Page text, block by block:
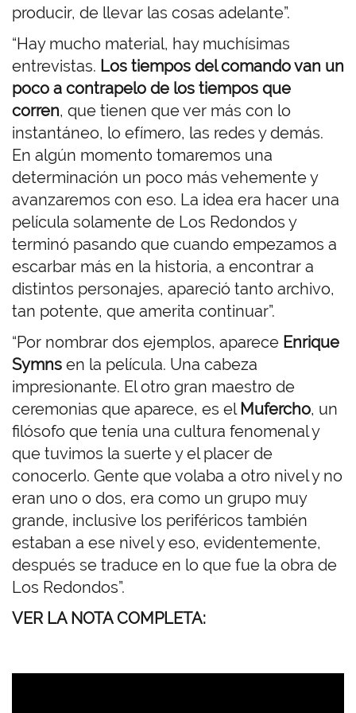
producir, de llevar las cosas adelante”.
“Hay mucho material, hay muchísimas
entrevistas. Los tiempos del comando van un
poco a contrapelo de los tiempos que
corren, que tienen que ver más con lo
instantáneo, lo efímero, las redes y demás.
En algún momento tomaremos una
determinación un poco más vehemente y
avanzaremos con eso. La idea era hacer una
película solamente de Los Redondos y
terminó pasando que cuando empezamos a
escarbar más en la historia, a encontrar a
distintos personajes, apareció tanto archivo,
tan potente, que amerita continuar”.
“Por nombrar dos ejemplos, aparece Enrique
Symns en la película. Una cabeza
impresionante. El otro gran maestro de
ceremonias que aparece, es el Mufercho, un
filósofo que tenía una cultura fenomenal y
que tuvimos la suerte y el placer de
conocerlo. Gente que volaba a otro nivel y no
eran uno o dos, era como un grupo muy
grande, inclusive los periféricos también
estaban a ese nivel y eso, evidentemente,
después se traduce en lo que fue la obra de
Los Redondos”.
VER LA NOTA COMPLETA: